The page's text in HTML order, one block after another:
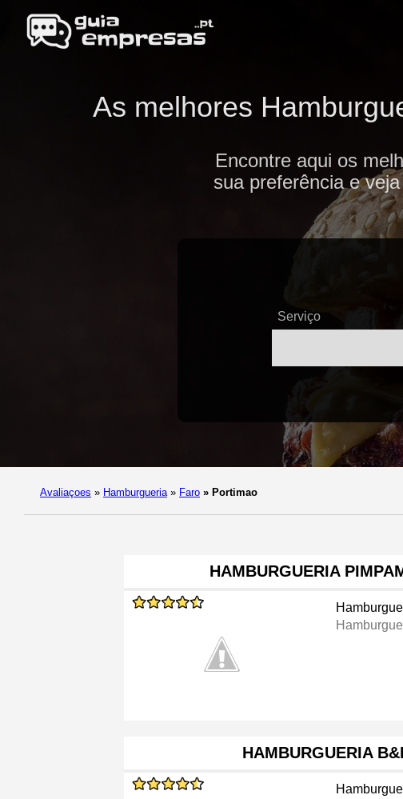
As melhores
Encontre aqui os
sua preferência e
Serviço
Avaliaçoes » Hamburgueria » Faro » Portimao
HAMBURGUERIA
HAMBURGUERIA